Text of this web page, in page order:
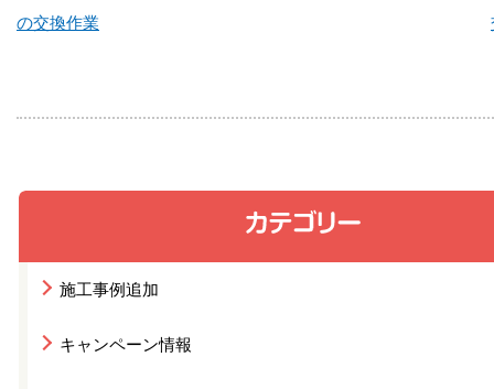
施工事例追加
キャンペーン情報
の交換作業